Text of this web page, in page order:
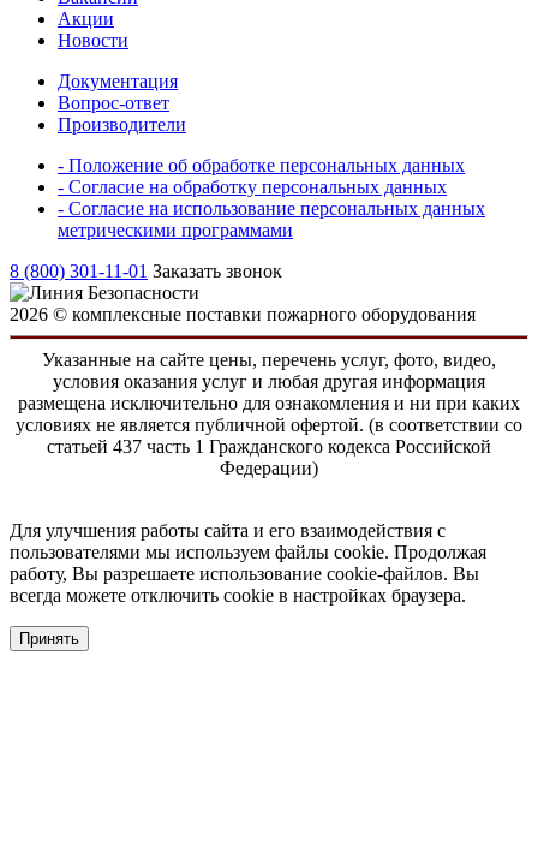
Акции
Новости
Документация
Вопрос-ответ
Производители
- Положение об обработке персональных данных
- Согласие на обработку персональных данных
- Согласие на использование персональных данных
метрическими программами
8 (800) 301-11-01 Заказать звонок
2026 © комплексные поставки пожарного оборудования
Указанные на сайте цены, перечень услуг, фото, видео,
условия оказания услуг и любая другая информация
размещена исключительно для ознакомления и ни при каких
условиях не является публичной офертой. (в соответствии со
статьей 437 часть 1 Гражданского кодекса Российской
Федерации)
Для улучшения работы сайта и его взаимодействия с
пользователями мы используем файлы cookie. Продолжая
работу, Вы разрешаете использование cookie-файлов. Вы
всегда можете отключить cookie в настройках браузера.
Принять